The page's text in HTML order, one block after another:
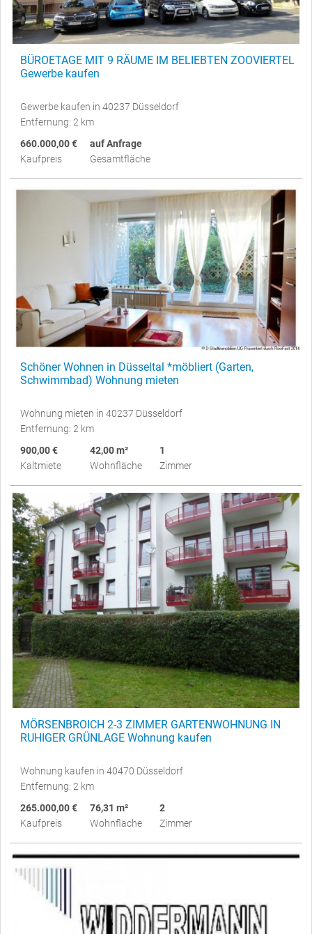
BÜROETAGE MIT 9 RÄUME IM BELIEBTEN ZOOVIERTEL
Gewerbe kaufen
Gewerbe kaufen in 40237 Düsseldorf
Entfernung: 2 km
660.000,00 €
Kaufpreis
auf Anfrage
Gesamtfläche
Schöner Wohnen in Düsseltal *möbliert (Garten,
Schwimmbad) Wohnung mieten
Wohnung mieten in 40237 Düsseldorf
Entfernung: 2 km
900,00 €
Kaltmiete
42,00 m²
Wohnfläche
1
Zimmer
MÖRSENBROICH 2-3 ZIMMER GARTENWOHNUNG IN
RUHIGER GRÜNLAGE Wohnung kaufen
Wohnung kaufen in 40470 Düsseldorf
Entfernung: 2 km
265.000,00 €
Kaufpreis
76,31 m²
Wohnfläche
2
Zimmer